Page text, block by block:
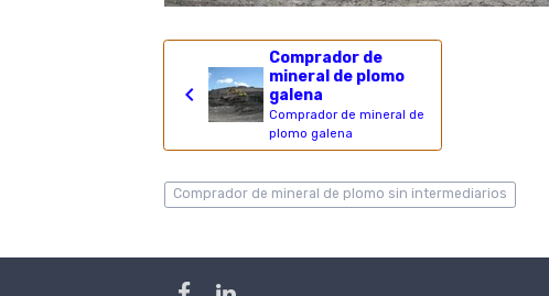
Comprador de
mineral de plomo
galena
Comprador de mineral de
plomo galena
Comprador de mineral de plomo sin intermediarios